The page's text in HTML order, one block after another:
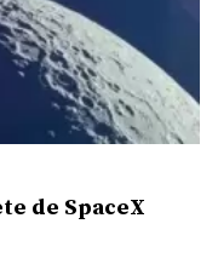
de SpaceX